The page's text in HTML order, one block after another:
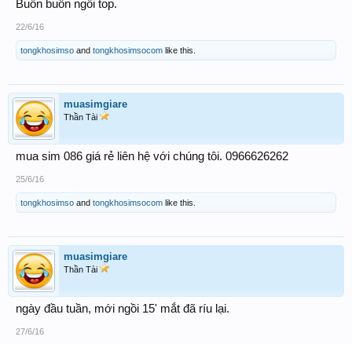
Buồn buồn ngồi top.
22/6/16
tongkhosimso and tongkhosimsocom like this.
muasimgiare
Thần Tài
mua sim 086 giá rẻ liên hệ với chúng tôi. 0966626262
25/6/16
tongkhosimso and tongkhosimsocom like this.
muasimgiare
Thần Tài
ngày đầu tuần, mới ngồi 15' mắt đã ríu lại.
27/6/16